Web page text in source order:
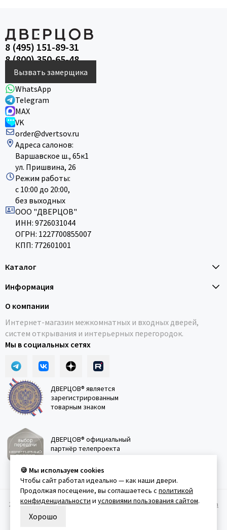
8 (495) 151-89-31
8 (800) 350-65-48
Вызвать замерщика
WhatsApp
Telegram
MAX
VK
order@dvertsov.ru
Адреса салонов:
Варшавское ш., 65к1
ул. Пришвина, 26
Режим работы:
с 10:00 до 20:00,
без выходных
ООО "ДВЕРЦОВ"
ИНН: 9726031044
ОГРН: 1227700855007
КПП: 772601001
Каталог
Информация
О компании
Интернет-магазин межкомнатных и входных дверей,
систем открывания и интерьерных перегородок.
Мы в социальных сетях
ДВЕРЦОВ® является
зарегистрированным
товарным знаком
ДВЕРЦОВ® официальный
партнёр телепроекта
2011-2026 © Дверцов.Карта сайта Публичная оферта Политика
конфеденциальности
🍪 Мы используем cookies
Чтобы сайт работал идеально — как наши двери.
Продолжая посещение, вы соглашаетесь с политикой
конфиденциальности и условиями пользования сайтом.
Хорошо